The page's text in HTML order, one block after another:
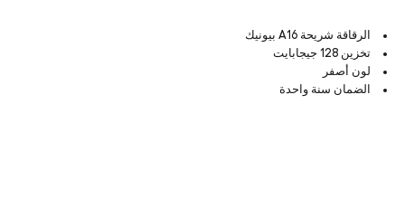
الرقاقة شريحة A16 بيونيك
تخزين 128 جيجابايت
لون أصفر
الضمان سنة واحدة